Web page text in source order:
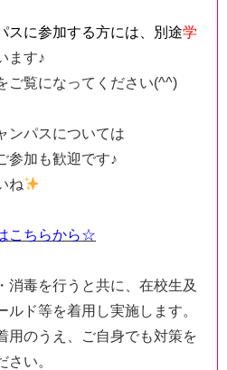
スに参加する方には、別途学
ます♪
ご覧になってください(^^)
ンパスについては
参加も歓迎です♪
ね
こちらから☆
消毒を行うと共に、在校生及
ド等を着用し実施します。
用のうえ、ご自身でも対策を
い。